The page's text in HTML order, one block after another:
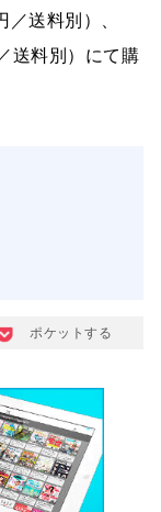
送料別）、
送料別）にて購
ポケットする